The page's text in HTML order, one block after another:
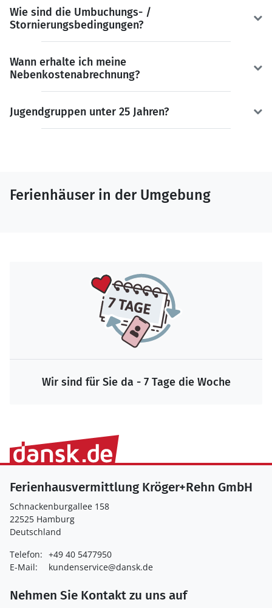
Wie sind die Umbuchungs- /
Stornierungsbedingungen?
Wann erhalte ich meine
Nebenkostenabrechnung?
Jugendgruppen unter 25 Jahren?
Ferienhäuser in der Umgebung
Wir sind für Sie da - 7 Tage die Woche
Ferienhausvermittlung Kröger+Rehn GmbH
Schnackenburgallee 158
22525 Hamburg
Deutschland
Telefon: +49 40 5477950
E-Mail:
kundenservice@dansk.de
Nehmen Sie Kontakt zu uns auf